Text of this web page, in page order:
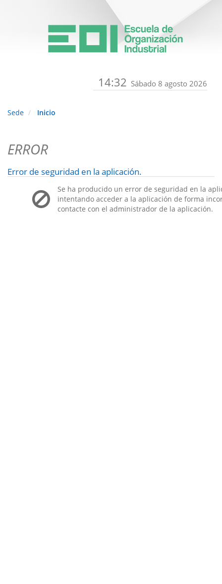
14:32 Sábado 8 agosto 2026
Sede Inicio
ERROR
Error de seguridad en la aplicación.
Se ha producido un error de seguridad en la
intentando acceder a la aplicación de forma
contacte con el administrador de la aplicación.